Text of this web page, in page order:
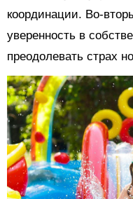
координации. Во-
уверенность в
преодолевать страх